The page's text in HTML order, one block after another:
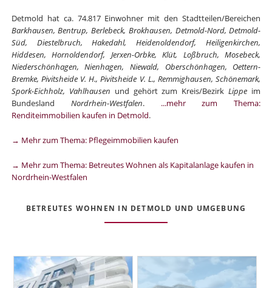
Detmold hat ca. 74.817 Einwohner mit den Stadtteilen/Bereichen
Barkhausen, Bentrup, Berlebeck, Brokhausen, Detmold-Nord, Detmold-
Süd, Diestelbruch, Hakedahl, Heidenoldendorf, Heiligenkirchen,
Hiddesen, Hornoldendorf, Jerxen-Orbke, Klüt, Loßbruch, Mosebeck,
Niederschönhagen, Nienhagen, Niewald, Oberschönhagen, Oettern-
Bremke, Pivitsheide V. H., Pivitsheide V. L., Remmighausen, Schönemark,
Spork-Eichholz, Vahlhausen und gehört zum Kreis/BezirkLippe im
Bundesland Nordrhein-Westfalen. ...mehr zum Thema:
Renditeimmobilien kaufen in Detmold.
→ Mehr zum Thema: Pflegeimmobilien kaufen
→ Mehr zum Thema: Betreutes Wohnen als Kapitalanlage kaufen in
Nordrhein-Westfalen
BETREUTES WOHNEN IN DETMOLD UND UMGEBUNG